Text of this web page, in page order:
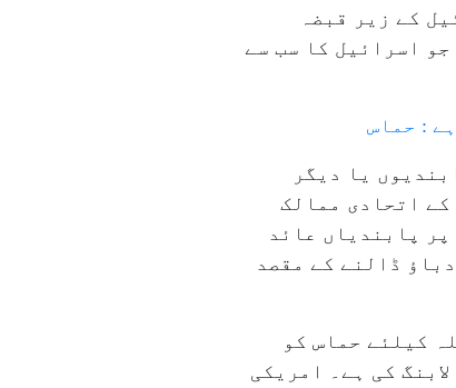
کے زیر قبضہ
اسرائیل کا سب سے
: حماس
یا دیگر
کی مخالفت کرتا ہے۔ واضح رہے کہ اسی ہفتے، امریکہ کے جی۔۷ گروپ کے اتحادی ممالک
دائیں بازو کے ۲ اسرائیلی وزرا پر پابندیاں عائد
ڈالنے کے مقصد
کی ہے۔ اس کا کہنا ہے کہ یہ اجلاس ۷ اکتوبر ۲۰۲۳ء کے حملہ کیلئے حماس کو
کی ہے۔ امریکی